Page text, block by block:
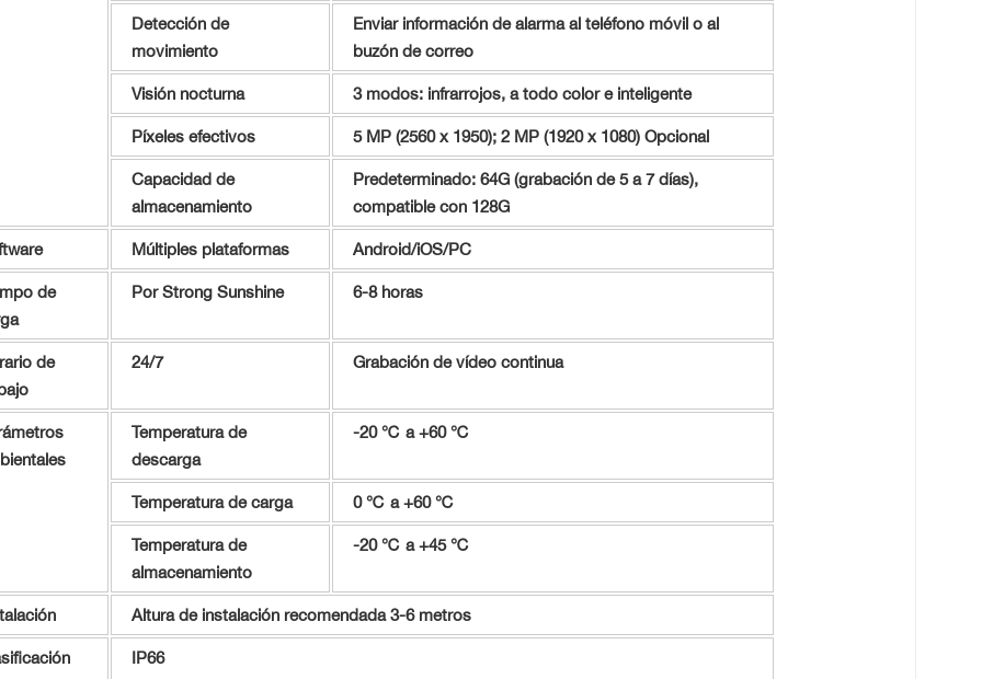
Detección de
movimiento
Enviar información de alarma al teléfono móvil o al
buzón de correo
Visión nocturna 3 modos: infrarrojos, a todo color e inteligente
Píxeles efectivos 5 MP (2560 x 1950); 2 MP (1920 x 1080) Opcional
Capacidad de
almacenamiento
Predeterminado: 64G (grabación de 5 a 7 días),
compatible con 128G
Múltiples plataformas Android/iOS/PC
de
Por Strong Sunshine 6-8 horas
de
24/7 Grabación de vídeo continua
Temperatura de
descarga
-20 ℃ a +60 ℃
Temperatura de carga 0 ℃ a +60 ℃
Temperatura de
almacenamiento
-20 ℃ a +45 ℃
Altura de instalación recomendada 3-6 metros
IP66